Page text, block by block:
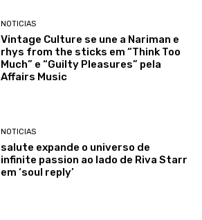
NOTICIAS
Vintage Culture se une a Nariman e
rhys from the sticks em “Think Too
Much” e “Guilty Pleasures” pela
Affairs Music
NOTICIAS
salute expande o universo de
infinite passion ao lado de Riva Starr
em ‘soul reply’